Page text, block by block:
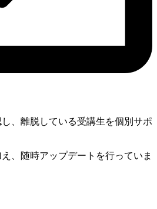
、離脱している受講生を個別サポ
、随時アップデートを行っていま